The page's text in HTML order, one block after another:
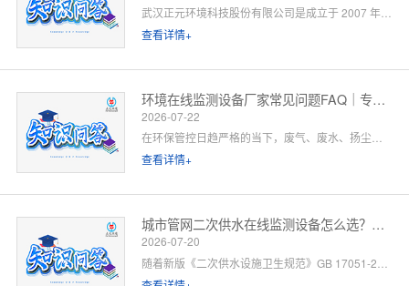
查看详情+
环境在线监测设备厂家常见问题FAQ｜专业厂家答疑解惑
2026-07-22
在环保管控日趋严格的当下，废气、废水、扬尘、噪声等环境在线监测设备已成为工矿企业、园区、市政工程必备的合规配套设施。很多客户在选型、合作、安装运维过程中，常会遇到厂家资质、设备精度、数据联网、售后保障等各类问题。 作为专业环境在线监测设备源头厂家，我们深耕环境监测领域多年，拥有自主研发、生产、销售、运维全链条服务能力。下面针对行业高频咨询问题，整理系统化FAQ答疑，一站式解决您的合作与选型顾虑。 一、厂家实力与资质相关问题
查看详情+
城市管网二次供水在线监测设备怎么选？水务单位高频 FAQ
2026-07-20